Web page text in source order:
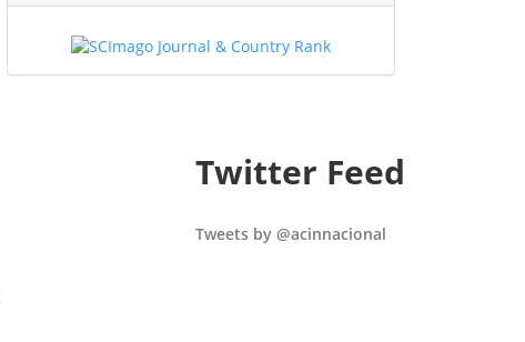
Twitter Feed
Tweets by @acinnacional